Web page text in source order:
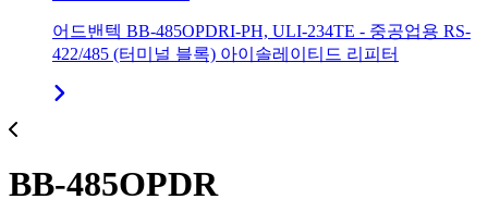
어드밴텍 BB-485OPDRI-PH, ULI-234TE - 중공업용 RS-
422/485 (터미널 블록) 아이솔레이티드 리피터
BB-485OPDR